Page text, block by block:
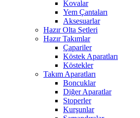
Kovalar
Yem Çantaları
Aksesuarlar
Hazır Olta Setleri
Hazır Takımlar
Çapariler
Köstek Aparatları
Köstekler
Takım Aparatları
Boncuklar
Diğer Aparatlar
Stoperler
Kurşunlar